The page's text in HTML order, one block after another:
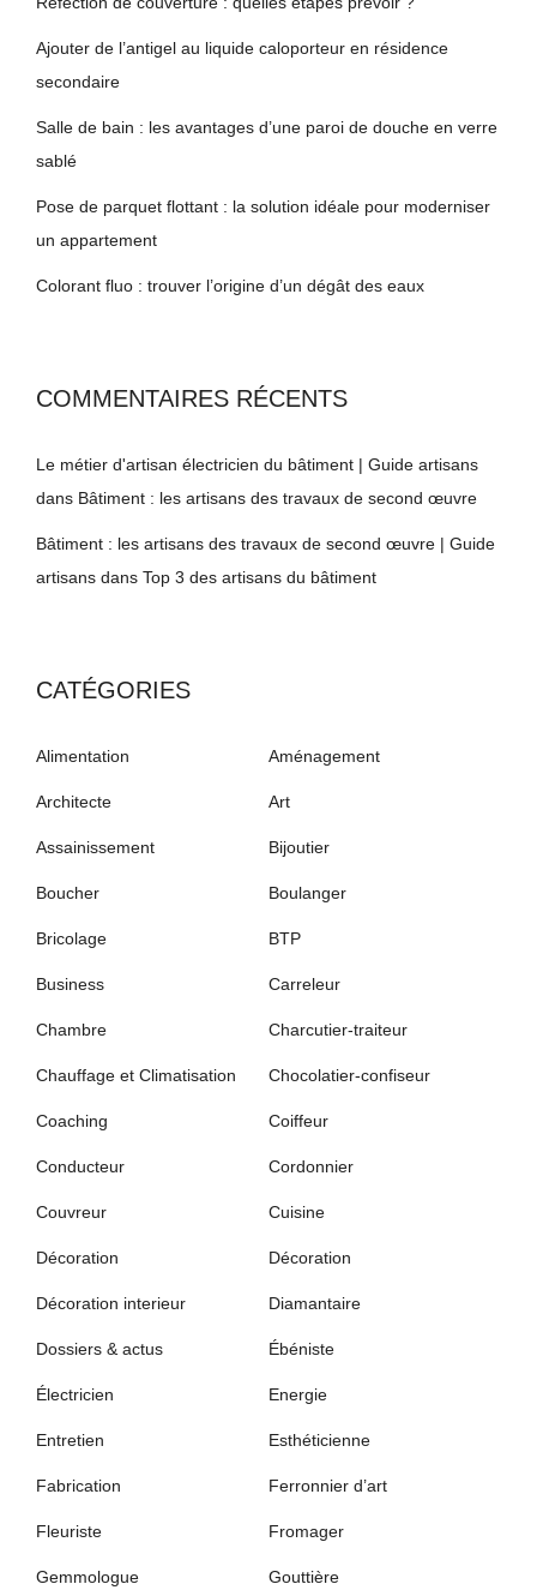
Ajouter de l’antigel au liquide caloporteur en résidence
secondaire
Salle de bain : les avantages d’une paroi de douche en verre
sablé
Pose de parquet flottant : la solution idéale pour moderniser
un appartement
Colorant fluo : trouver l’origine d’un dégât des eaux
COMMENTAIRES RÉCENTS
Le métier d'artisan électricien du bâtiment | Guide artisans
dans Bâtiment : les artisans des travaux de second œuvre
Bâtiment : les artisans des travaux de second œuvre | Guide
artisans dans Top 3 des artisans du bâtiment
CATÉGORIES
Alimentation Aménagement
Architecte Art
Assainissement Bijoutier
Boucher Boulanger
Bricolage BTP
Business Carreleur
Chambre Charcutier-traiteur
Chauffage et Climatisation Chocolatier-confiseur
Coaching Coiffeur
Conducteur Cordonnier
Couvreur Cuisine
Décoration Décoration
Décoration interieur Diamantaire
Dossiers & actus Ébéniste
Électricien Energie
Entretien Esthéticienne
Fabrication Ferronnier d’art
Fleuriste Fromager
Gemmologue Gouttière